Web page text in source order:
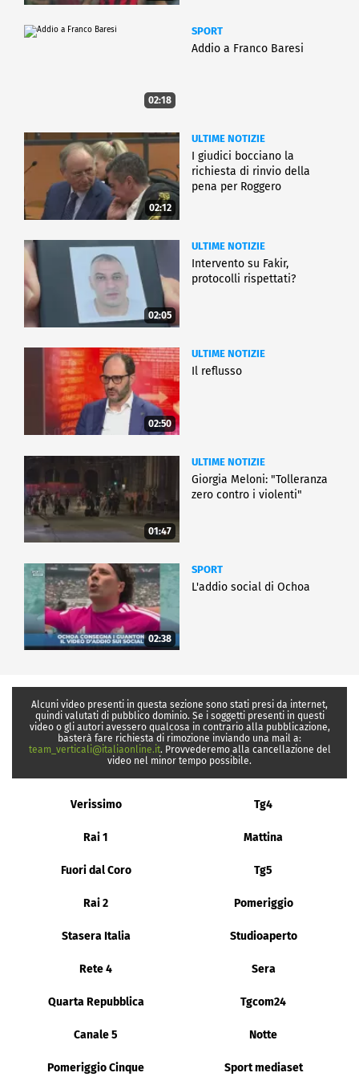
02:18
SPORT
Addio a Franco Baresi
02:12
ULTIME NOTIZIE
I giudici bocciano la
richiesta di rinvio della
pena per Roggero
02:05
ULTIME NOTIZIE
Intervento su Fakir,
protocolli rispettati?
02:50
ULTIME NOTIZIE
Il reflusso
01:47
ULTIME NOTIZIE
Giorgia Meloni: "Tolleranza
zero contro i violenti"
02:38
SPORT
L'addio social di Ochoa
Alcuni video presenti in questa sezione sono stati presi da internet,
quindi valutati di pubblico dominio. Se i soggetti presenti in questi
video o gli autori avessero qualcosa in contrario alla pubblicazione,
basterà fare richiesta di rimozione inviando una mail a:
team_verticali@italiaonline.it. Provvederemo alla cancellazione del
video nel minor tempo possibile.
Verissimo Tg4
Rai 1 Mattina
Fuori dal Coro Tg5
Rai 2 Pomeriggio
Stasera Italia Studioaperto
Rete 4 Sera
Quarta Repubblica Tgcom24
Canale 5 Notte
Pomeriggio Cinque Sport mediaset